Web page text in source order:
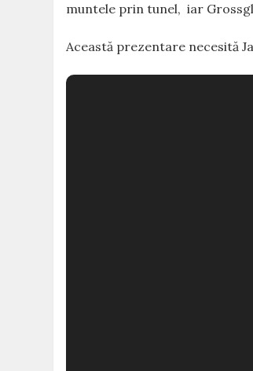
muntele prin tunel, iar
Această prezentare necesită